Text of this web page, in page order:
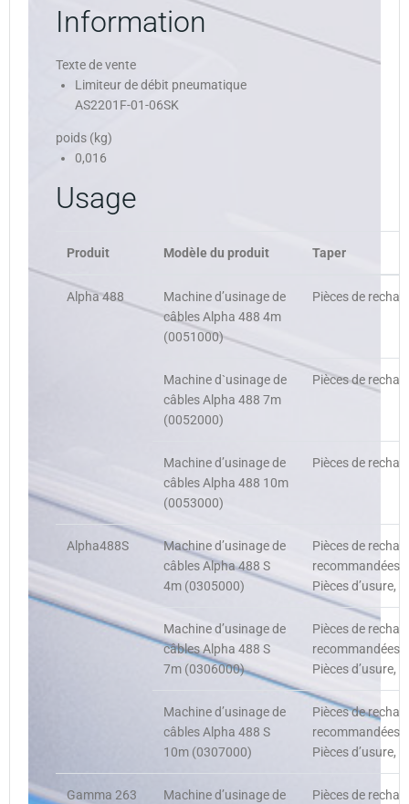
Information
Texte de vente
Limiteur de débit pneumatique
AS2201F-01-06SK
poids (kg)
0,016
Usage
Produit Modèle du produit Taper
Alpha 488
Machine d’usinage de
câbles Alpha 488 4m
(0051000)
Pièces de
Machine d`usinage de
câbles Alpha 488 7m
(0052000)
Pièces de
Machine d’usinage de
câbles Alpha 488 10m
(0053000)
Pièces de
Alpha488S
Machine d’usinage de
câbles Alpha 488 S
4m (0305000)
Pièces de
recommandées,
Pièces d’usure,
Machine d’usinage de
câbles Alpha 488 S
7m (0306000)
Pièces de
recommandées,
Pièces d’usure,
Machine d’usinage de
câbles Alpha 488 S
10m (0307000)
Pièces de
recommandées,
Pièces d’usure,
Gamma 263
Machine d’usinage de
Pièces de